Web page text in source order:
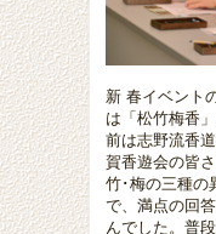
新 春イベント
は「松竹梅香
前は志野流香
賀香遊会の皆
竹･梅の三種の
で、満点の回
んでした。普